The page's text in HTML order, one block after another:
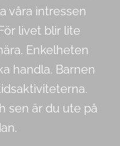
våra intressen
livet blir lite
Enkelheten
handla. Barnen
sen är du ute på